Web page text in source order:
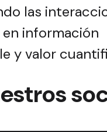
las
información
y valor